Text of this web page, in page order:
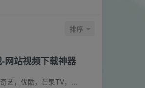
排序
网站视频下载神器
支持网站有：腾讯，爱奇艺，优酷，芒果TV，搜狐视频，B站，乐视，PPTV，优酷 使用方法简单： 下载后解压，打开视频解析工具 然后复制网页视频网址粘贴到解析软件点击解析。